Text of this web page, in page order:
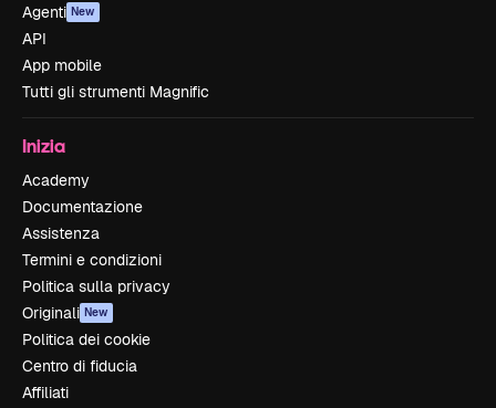
Agenti New
API
App mobile
Tutti gli strumenti Magnific
Inizia
Academy
Documentazione
Assistenza
Termini e condizioni
Politica sulla privacy
Originali New
Politica dei cookie
Centro di fiducia
Affiliati